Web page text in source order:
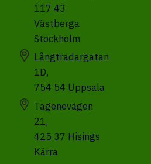
117 43
Västberga
Stockholm
Långtradargatan
1D,
754 54 Uppsala
Tagenevägen
21,
425 37 Hisings
Kärra